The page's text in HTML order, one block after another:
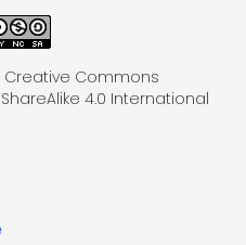
Creative Commons
4.0 International